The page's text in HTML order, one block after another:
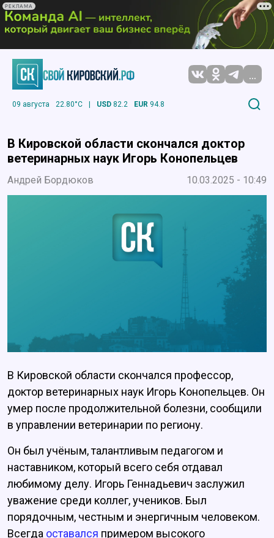
РЕКЛАМА
...
09 августа 22.80°C | USD 82.2 EUR 94.8
В Кировской области скончался доктор
ветеринарных наук Игорь Конопельцев
Андрей Бордюков 10.03.2025 - 10:49
В Кировской области скончался профессор,
доктор ветеринарных наук Игорь Конопельцев. Он
умер после продолжительной болезни, сообщили
в управлении ветеринарии по региону.
Он был учёным, талантливым педагогом и
наставником, который всего себя отдавал
любимому делу. Игорь Геннадьевич заслужил
уважение среди коллег, учеников. Был
порядочным, честным и энергичным человеком.
Всегда оставался примером высокого